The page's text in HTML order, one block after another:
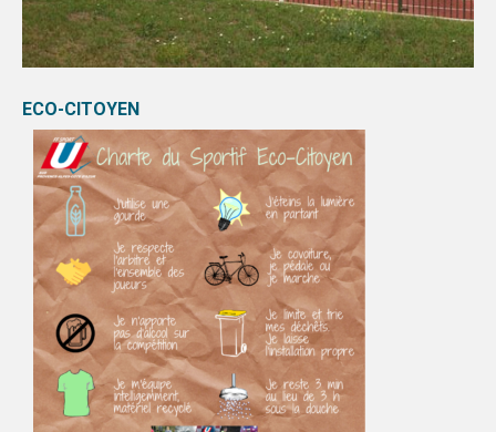
ECO-CITOYEN